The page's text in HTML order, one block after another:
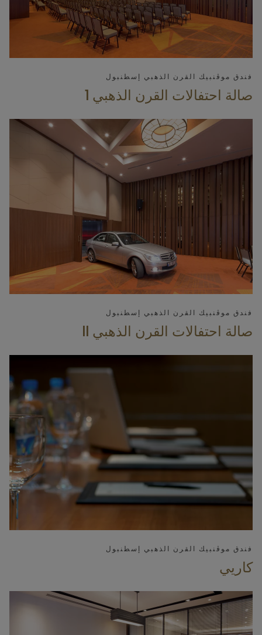
فندق موڤنبيك القرن الذهبي إسطنبول
صالة احتفالات القرن الذهبي 1
فندق موڤنبيك القرن الذهبي إسطنبول
صالة احتفالات القرن الذهبي II
فندق موڤنبيك القرن الذهبي إسطنبول
كاريي